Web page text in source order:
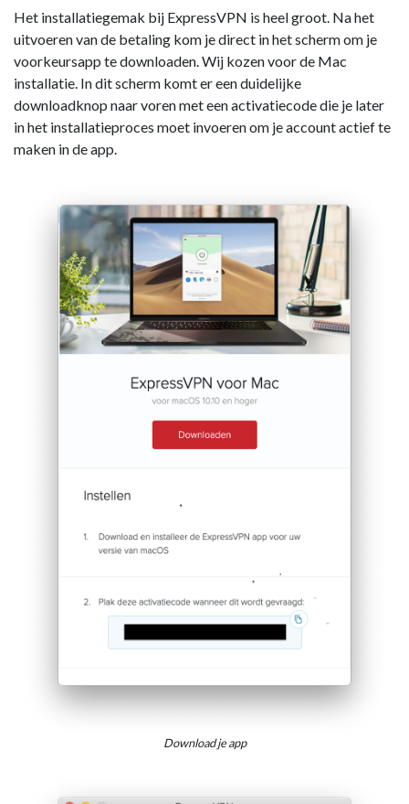
Het installatiegemak bij ExpressVPN is heel groot. Na het
uitvoeren van de betaling kom je direct in het scherm om je
voorkeursapp te downloaden. Wij kozen voor de Mac
installatie. In dit scherm komt er een duidelijke
downloadknop naar voren met een activatiecode die je later
in het installatieproces moet invoeren om je account actief te
maken in de app.
Download je app